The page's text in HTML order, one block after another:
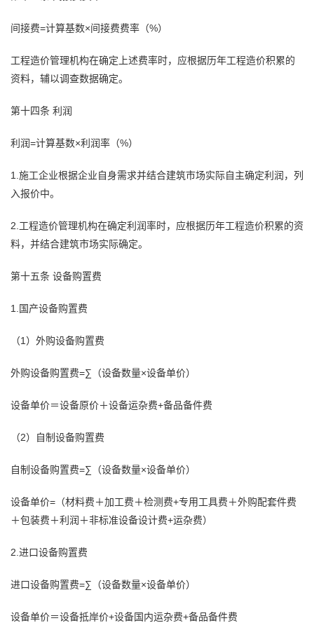
间接费=计算基数×间接费费率（%）
工程造价管理机构在确定上述费率时，应根据历年工程造价积累的
资料，辅以调查数据确定。
第十四条 利润
利润=计算基数×利润率（%）
1.施工企业根据企业自身需求并结合建筑市场实际自主确定利润，列
入报价中。
2.工程造价管理机构在确定利润率时，应根据历年工程造价积累的资
料，并结合建筑市场实际确定。
第十五条 设备购置费
1.国产设备购置费
（1）外购设备购置费
外购设备购置费=∑（设备数量×设备单价）
设备单价＝设备原价＋设备运杂费+备品备件费
（2）自制设备购置费
自制设备购置费=∑（设备数量×设备单价）
设备单价=（材料费＋加工费＋检测费+专用工具费＋外购配套件费
＋包装费＋利润＋非标准设备设计费+运杂费）
2.进口设备购置费
进口设备购置费=∑（设备数量×设备单价）
设备单价＝设备抵岸价+设备国内运杂费+备品备件费